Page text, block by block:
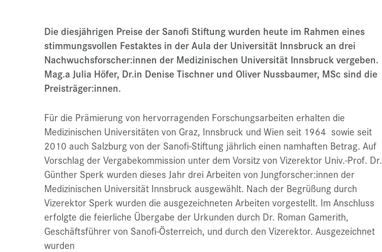
Die diesjährigen Preise der Sanofi Stiftung wurden heute im Rahmen eines
stimmungsvollen Festaktes in der Aula der Universität Innsbruck an drei
Nachwuchsforscher:innen der Medizinischen Universität Innsbruck vergeben.
Mag.a Julia Höfer, Dr.in Denise Tischner und Oliver Nussbaumer, MSc sind die
Preisträger:innen.
Für die Prämierung von hervorragenden Forschungsarbeiten erhalten die
Medizinischen Universitäten von Graz, Innsbruck und Wien seit 1964 sowie seit
2010 auch Salzburg von der Sanofi-Stiftung jährlich einen namhaften Betrag. Auf
Vorschlag der Vergabekommission unter dem Vorsitz von Vizerektor Univ.-Prof. Dr.
Günther Sperk wurden dieses Jahr drei Arbeiten von Jungforscher:innen der
Medizinischen Universität Innsbruck ausgewählt. Nach der Begrüßung durch
Vizerektor Sperk wurden die ausgezeichneten Arbeiten vorgestellt. Im Anschluss
erfolgte die feierliche Übergabe der Urkunden durch Dr. Roman Gamerith,
Geschäftsführer von Sanofi-Österreich, und durch den Vizerektor. Ausgezeichnet
wurden